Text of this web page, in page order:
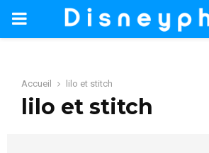
PRIMARY
Accueil lilo et stitch
lilo et stitch